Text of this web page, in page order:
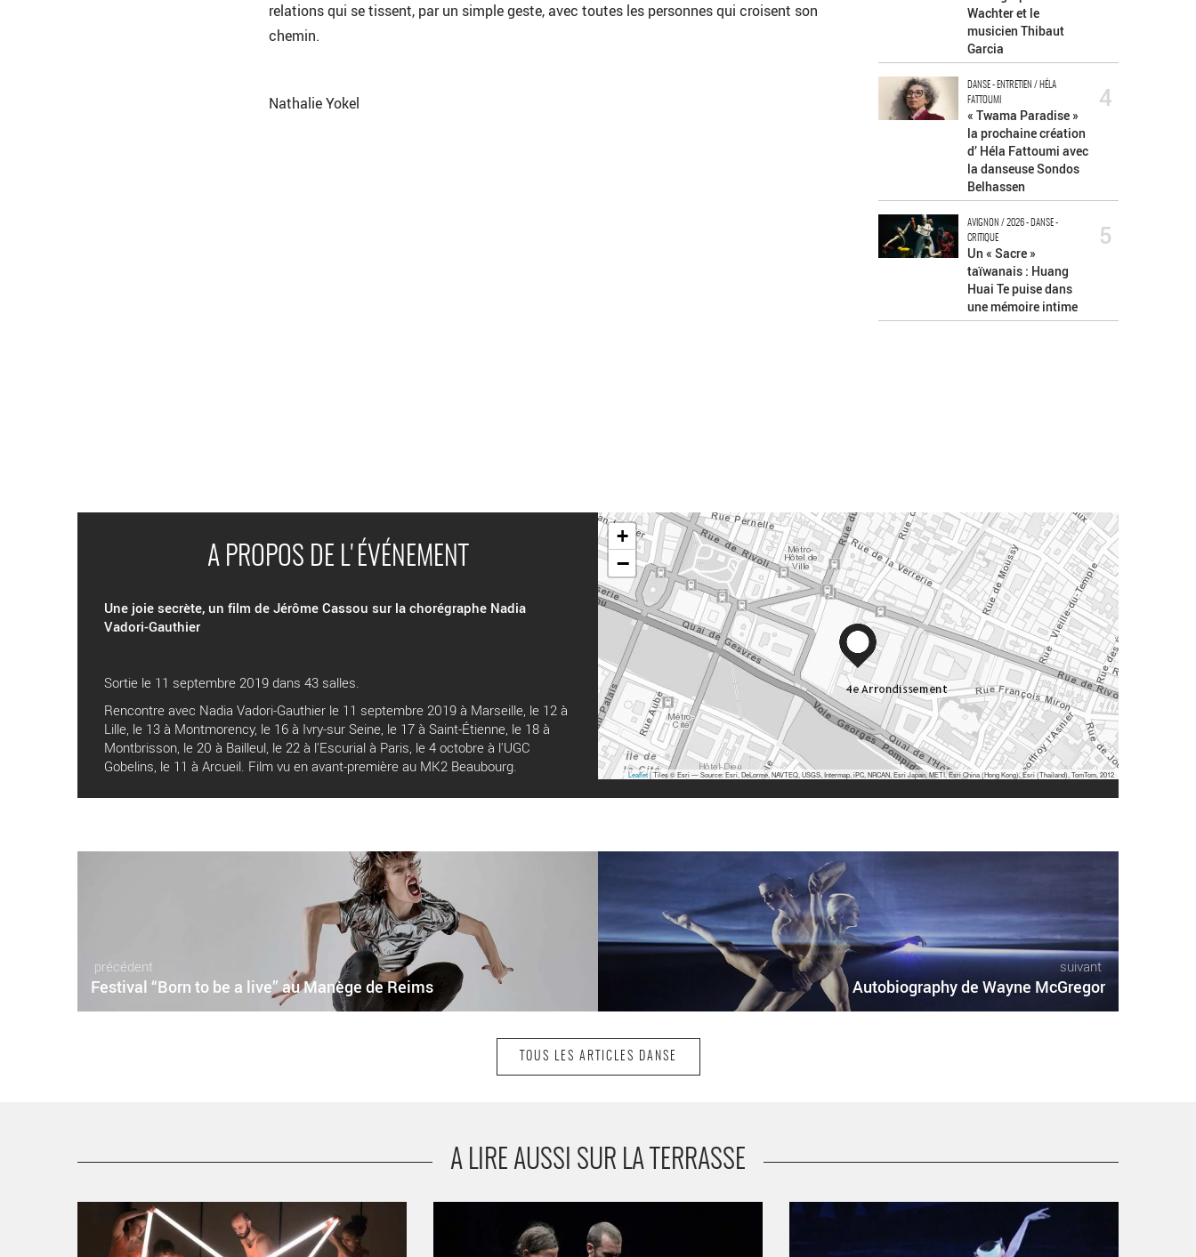
relations qui se tissent, par un simple geste, avec toutes les personnes qui croisent son
chemin.
Nathalie Yokel
Wachter et le
musicien Thibaut
Garcia
DANSE - ENTRETIEN / HÉLA
FATTOUMI
« Twama Paradise »
la prochaine création
d’ Héla Fattoumi avec
la danseuse Sondos
Belhassen
4
AVIGNON / 2026 - DANSE -
CRITIQUE
Un « Sacre »
taïwanais : Huang
Huai Te puise dans
une mémoire intime
5
A PROPOS DE L'ÉVÉNEMENT
Une joie secrète, un film de Jérôme Cassou sur la chorégraphe Nadia
Vadori-Gauthier
Sortie le 11 septembre 2019 dans 43 salles.
Rencontre avec Nadia Vadori-Gauthier le 11 septembre 2019 à Marseille, le 12 à
Lille, le 13 à Montmorency, le 16 à Ivry-sur Seine, le 17 à Saint-Étienne, le 18 à
Montbrisson, le 20 à Bailleul, le 22 à l'Escurial à Paris, le 4 octobre à l'UGC
Gobelins, le 11 à Arcueil. Film vu en avant-première au MK2 Beaubourg.
+
−
Leaflet| Tiles © Esri — Source: Esri, DeLorme, NAVTEQ, USGS, Intermap, iPC, NRCAN, Esri Japan, METI, Esri China (Hong Kong), Esri (Thailand), TomTom, 2012
précédent
Festival “Born to be a live” au Manège de Reims
suivant
Autobiography de Wayne McGregor
TOUS LES ARTICLES DANSE
A LIRE AUSSI SUR LA TERRASSE
Moving in Concert, Chorégraphie Mette Ingvartsen -
Critique sortie Danse Paris
Danse Paris Etoile du Nord
Le Ballet de l’Opéra de Paris rend hommage à Rudolf
Noureev - Critique sortie Danse Tremblay-en-France
Théâtre Louis Aragon